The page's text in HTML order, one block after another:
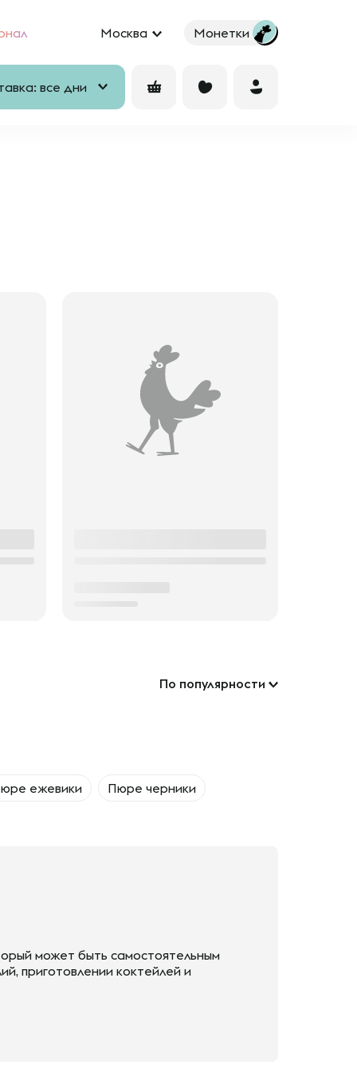
Москва Монетки
все дни
По популярности
ежевики Пюре черники
может быть самостоятельным
приготовлении коктейлей и